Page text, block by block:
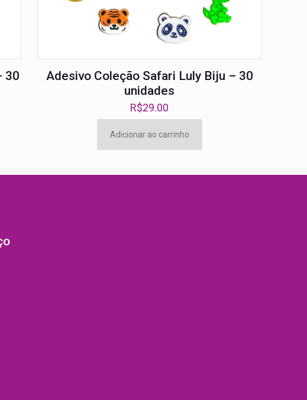
30
Adesivo Coleção Safari Luly Biju – 30
unidades
R$29.00
Adicionar ao carrinho